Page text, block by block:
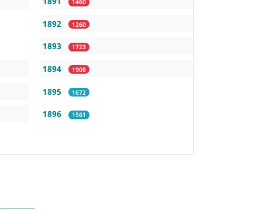
1460
1892 1260
1893 1723
1894 1908
1895 1672
1896 1561